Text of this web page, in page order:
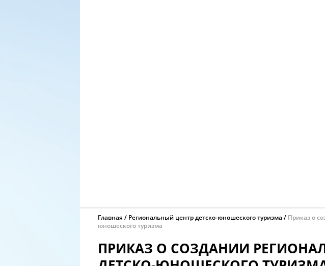
Главная Региональный центр детско-юношеского туризма
Приказ о
юношеского туризма
ПРИКАЗ О СОЗДАНИИ